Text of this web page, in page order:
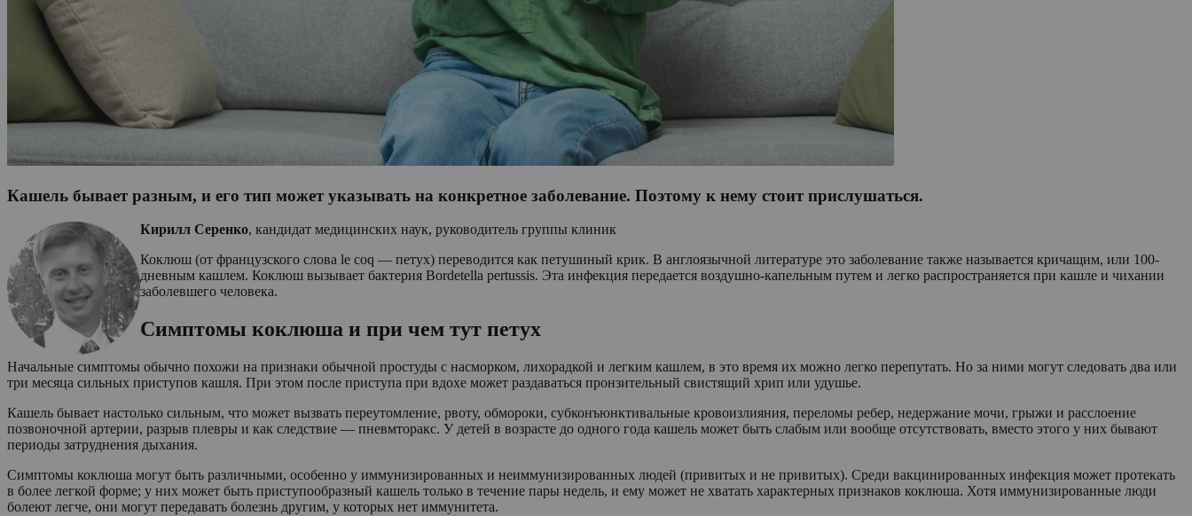
Кашель бывает разным, и его тип может указывать на конкретное заболевание. Поэтому к нему стоит прислушаться.
Кирилл Серенко, кандидат медицинских наук, руководитель группы клиник
Коклюш (от французского слова le coq — петух) переводится как петушиный крик. В англоязычной литературе это заболевание также называется кричащим, или 100-
дневным кашлем. Коклюш вызывает бактерия Bordetella pertussis. Эта инфекция передается воздушно-капельным путем и легко распространяется при кашле и чихании
заболевшего человека.
Симптомы коклюша и при чем тут петух
Начальные симптомы обычно похожи на признаки обычной простуды с насморком, лихорадкой и легким кашлем, в это время их можно легко перепутать. Но за ними могут следовать два или
три месяца сильных приступов кашля. При этом после приступа при вдохе может раздаваться пронзительный свистящий хрип или удушье.
Кашель бывает настолько сильным, что может вызвать переутомление, рвоту, обмороки, субконъюнктивальные кровоизлияния, переломы ребер, недержание мочи, грыжи и расслоение
позвоночной артерии, разрыв плевры и как следствие — пневмторакс. У детей в возрасте до одного года кашель может быть слабым или вообще отсутствовать, вместо этого у них бывают
периоды затруднения дыхания.
Симптомы коклюша могут быть различными, особенно у иммунизированных и неиммунизированных людей (привитых и не привитых). Среди вакцинированных инфекция может протекать
в более легкой форме; у них может быть приступообразный кашель только в течение пары недель, и ему может не хватать характерных признаков коклюша. Хотя иммунизированные люди
болеют легче, они могут передавать болезнь другим, у которых нет иммунитета.